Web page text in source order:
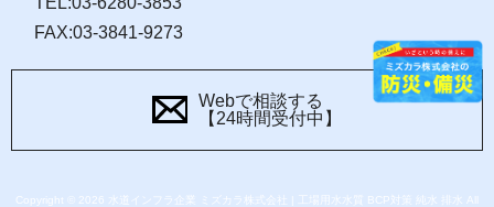
FAX:03-3841-9273
Webで相談する
【24時間受付中】
Copyright © 2026 水道インフラ企業 ミズカラ株式会社 | 工場用水水質 BCP対策 純水 排水 All